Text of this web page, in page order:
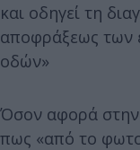
και οδηγεί τη
αποφράξεως των
οδών»
Όσον αφορά στην
πως «από το